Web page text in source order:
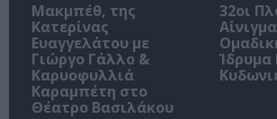
Μακμπέθ, της
Κατερίνας
Ευαγγελάτου με
Γιώργο Γάλλο &
Καρυοφυλλιά
Καραμπέτη στο
Θέατρο Βασιλάκου
32οι
Ίδρυμα